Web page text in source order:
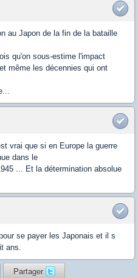
au Japon de la fin de la bataille
qu'on sous-estime l'impact
même les décennies qui ont
vrai que si en Europe la guerre
dans le
... Et la détermination absolue
se payer les Japonais et il s
ans.
Partager